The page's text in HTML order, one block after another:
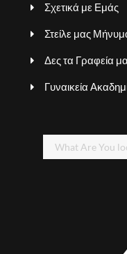
Σχετικά με Εμάς
Στείλε μας
Δες τα Γραφεία
Γυναικεία